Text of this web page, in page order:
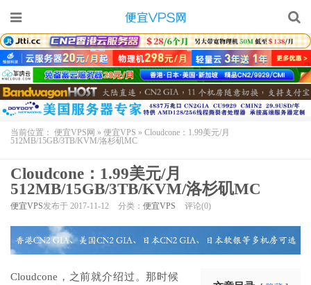
当前位置： 便宜VPS网 » 便宜VPS » Cloudcone：1.99美元/月
512MB/15GB/3TB/KVM/洛杉矶MC
Cloudcone：1.99美元/月
512MB/15GB/3TB/KVM/洛杉矶MC
便宜VPS发布于 2017-11-12 分类： 便宜VPS 评论(0)
Cloudcone，之前就介绍过。那时候